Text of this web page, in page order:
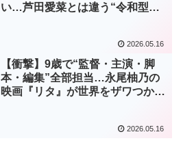
い…芦田愛菜とは違う“令和型天
2026.05.16
【衝撃】9歳で“監督・主演・脚
本・編集”全部担当…永尾柚乃の
映画『リタ』が世界をザワつかせ
2026.05.16